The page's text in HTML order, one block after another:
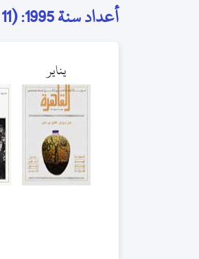
أعداد سنة 1995: (11 عدد)
يناير